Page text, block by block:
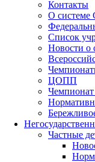
Контакты
О
Список
Новости о
ЦОПП
Частные